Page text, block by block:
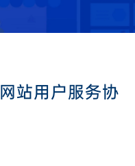
站用户服务协